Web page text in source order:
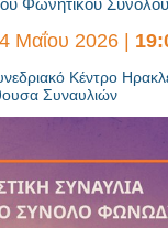
του Φωνητικού
Μαΐου 2026
Κέντρο
Συναυλιών